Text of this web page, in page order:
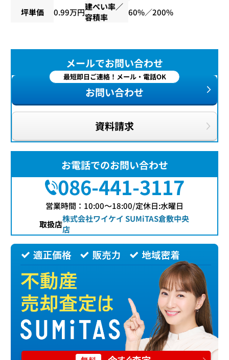
坪単価
0.99万円建ぺい率／
容積率
60%／200%
メールでお問い合わせ
最短即日ご連絡！メール・電話OK
お問い合わせ
資料請求
お電話でのお問い合わせ
086-441-3117
営業時間：10:00〜18:00/定休日:水曜日
取扱店株式会社ワイケイ SUMiTAS倉敷中央
店